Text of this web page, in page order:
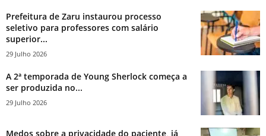
Prefeitura de Zaru instaurou processo
seletivo para professores com salário
superior...
29 Julho 2026
A 2ª temporada de Young Sherlock começa a
ser produzida no...
29 Julho 2026
Medos sobre a privacidade do paciente, já